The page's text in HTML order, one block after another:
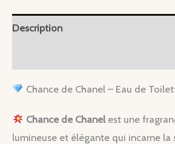
100
Description
Chance de Chanel – Eau de
Chance de Chanelest une
lumineuse et élégante qui incarne